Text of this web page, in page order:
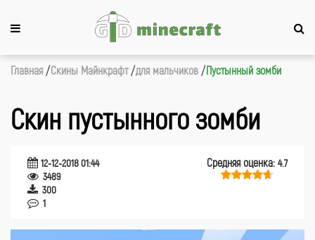
Главная Cкины Майнкрафт для мальчиков Пустынный зомби
Скин пустынного зомби
12-12-2018 01:44
3489
300
1
Средняя оценка: 4.7